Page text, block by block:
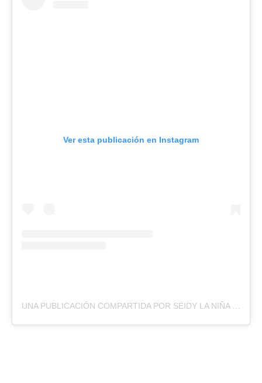
Ver esta publicación en Instagram